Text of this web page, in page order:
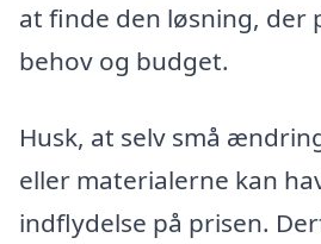
at finde den løsning, der
behov og budget.
Husk, at selv små
eller materialerne kan
indflydelse på prisen.